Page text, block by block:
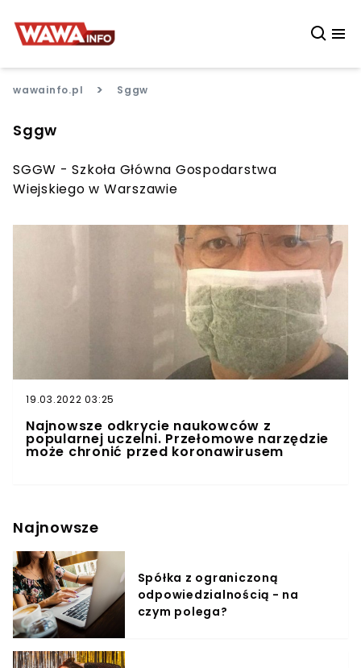
wawainfo.pl > Sggw
Sggw
SGGW - Szkoła Główna Gospodarstwa
Wiejskiego w Warszawie
19.03.2022 03:25
Najnowsze odkrycie naukowców z
popularnej uczelni. Przełomowe narzędzie
może chronić przed koronawirusem
Najnowsze
Spółka z ograniczoną
odpowiedzialnością - na
czym polega?